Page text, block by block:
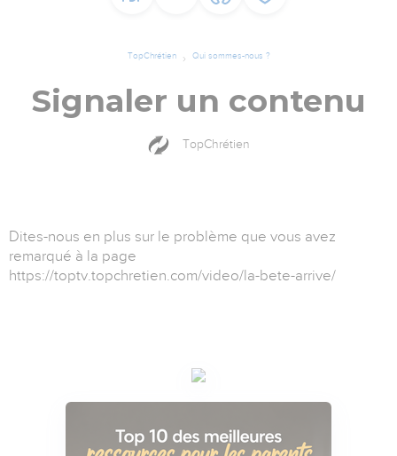
TopChrétien Qui sommes-nous ?
Signaler un contenu
TopChrétien
Dites-nous en plus sur le problème que vous avez
remarqué à la page
https://toptv.topchretien.com/video/la-bete-arrive/